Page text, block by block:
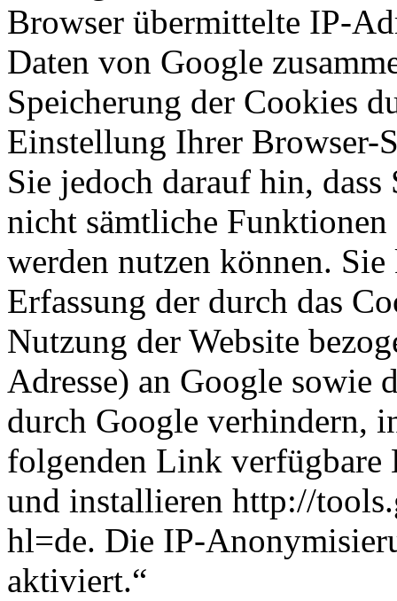
Browser übermittelte IP-
Daten von Google
Speicherung der Cookies
Einstellung Ihrer Browser-
Sie jedoch darauf hin,
nicht sämtliche
werden nutzen können.
Erfassung der durch das
Nutzung der Website
Adresse) an Google sowie
durch Google verhindern,
folgenden Link verfügbare
und installieren http://
hl=de. Die IP-
aktiviert.“